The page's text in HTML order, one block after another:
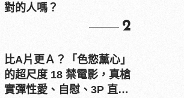
對的人嗎？
2
比A片更Ａ？「色慾薰心」
的超尺度 18 禁電影，真槍
實彈性愛、自慰、3P 直接